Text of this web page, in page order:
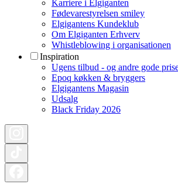
Karriere i Elgiganten
Fødevarestyrelsen smiley
Elgigantens Kundeklub
Om Elgiganten Erhverv
Whistleblowing i organisationen
Inspiration
Ugens tilbud - og andre gode
Epoq køkken & bryggers
Elgigantens Magasin
Udsalg
Black Friday 2026